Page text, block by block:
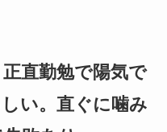
勉で陽気で
い。直ぐに噛み